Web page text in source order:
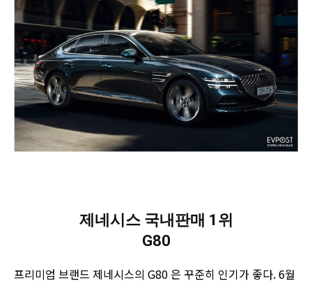
제네시스 국내판매 1위
G80
프리미엄 브랜드 제네시스의 G80 은 꾸준히 인기가 좋다. 6월